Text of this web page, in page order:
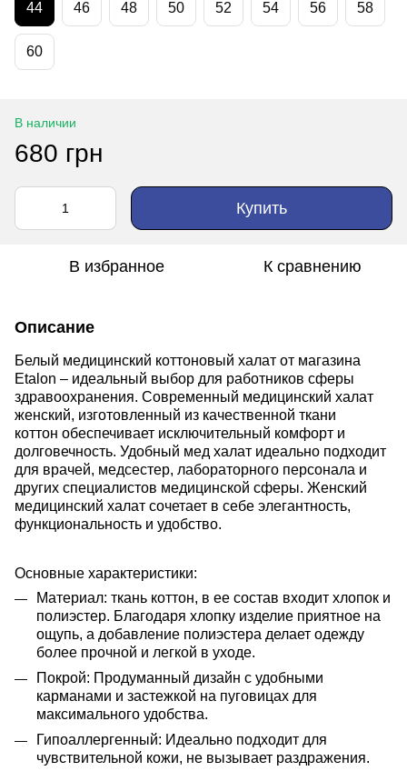
44 46 48 50 52 54 56 58
60
В наличии
680 грн
Купить
В избранное К сравнению
Описание
Белый медицинский коттоновый халат от магазина
Etalon – идеальный выбор для работников сферы
здравоохранения. Современный медицинский халат
женский, изготовленный из качественной ткани
коттон обеспечивает исключительный комфорт и
долговечность. Удобный мед халат идеально подходит
для врачей, медсестер, лабораторного персонала и
других специалистов медицинской сферы. Женский
медицинский халат сочетает в себе элегантность,
функциональность и удобство.
Основные характеристики:
Материал: ткань коттон, в ее состав входит хлопок и
полиэстер. Благодаря хлопку изделие приятное на
ощупь, а добавление полиэстера делает одежду
более прочной и легкой в уходе.
Покрой: Продуманный дизайн с удобными
карманами и застежкой на пуговицах для
максимального удобства.
Гипоаллергенный: Идеально подходит для
чувствительной кожи, не вызывает раздражения.